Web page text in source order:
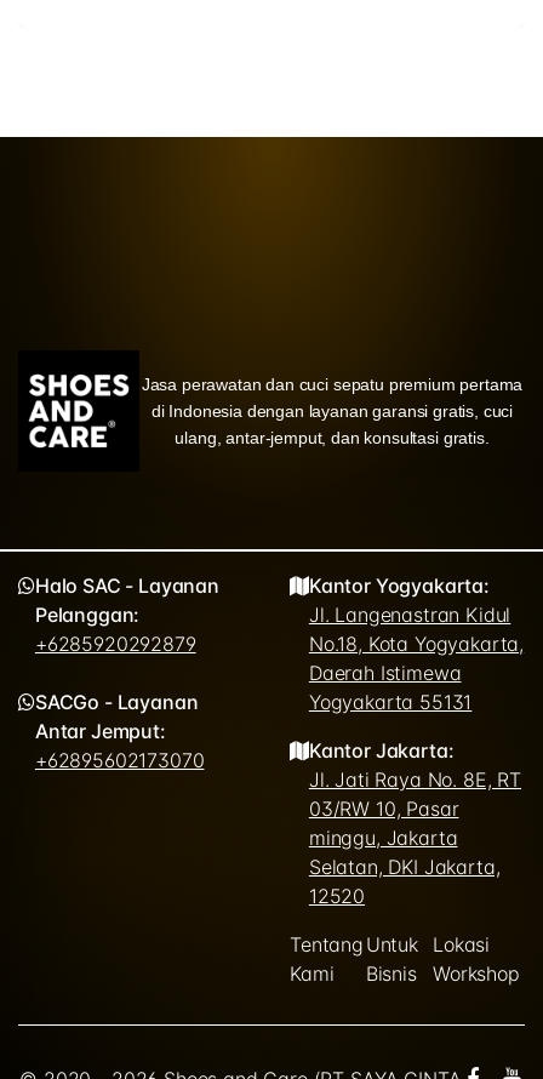
Jasa perawatan dan cuci sepatu premium pertama
di Indonesia dengan layanan garansi gratis, cuci
ulang, antar-jemput, dan konsultasi gratis.
Halo SAC - Layanan
Pelanggan:
+6285920292879
SACGo - Layanan
Antar Jemput:
+62895602173070
Kantor Yogyakarta:
Jl. Langenastran Kidul
No.18, Kota Yogyakarta,
Daerah Istimewa
Yogyakarta 55131
Kantor Jakarta:
Jl. Jati Raya No. 8E, RT
03/RW 10, Pasar
minggu, Jakarta
Selatan, DKI Jakarta,
12520
Tentang
Kami
Untuk
Bisnis
Lokasi
Workshop